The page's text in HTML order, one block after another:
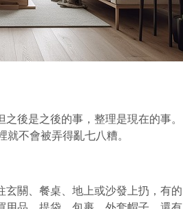
後是之後的事，整理是現在的事。
不會被弄得亂七八糟。
玄關、餐桌、地上或沙發上扔，有的